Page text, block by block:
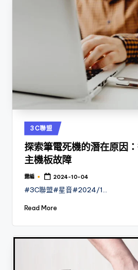
Posted
in
3C聯盟
探索筆電死機的潛在原因
主機板故障
Posted
露編 2024-10-04
#3C聯盟#星音#2024/1…
Read More